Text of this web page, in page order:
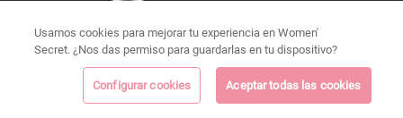
Todos los derechos reservados 2026 ©
Usamos cookies para mejorar tu experiencia en Women'
Secret. ¿Nos das permiso para guardarlas en tu dispositivo?
Configurar cookies Aceptar todas las cookies